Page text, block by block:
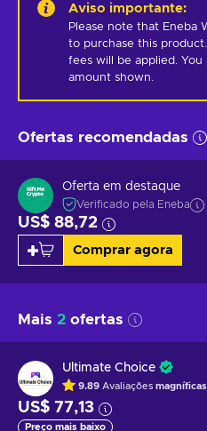
Aviso importante:
Please note that Eneba
to purchase this
fees will be applied. You
amount shown.
Ofertas recomendadas
Oferta em destaque
Verificado pela Eneba
US$ 88,72
Comprar agora
Mais 2 ofertas
Ultimate Choice
9.89 Avaliações magníficas
US$ 77,13
Preço mais baixo